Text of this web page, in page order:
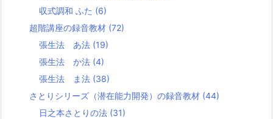
収式調和 ふた (6)
超階講座の録音教材 (72)
張生法 あ法 (19)
張生法 か法 (4)
張生法 ま法 (38)
さとりシリーズ（潜在能力開発）の録音教材 (44)
日之本さとりの法 (31)